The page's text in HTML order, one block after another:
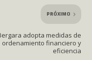
PRÓXIMO
adopta medidas de
ordenamiento financiero y
eficiencia